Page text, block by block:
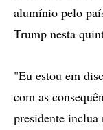
alumínio pelo
Trump nesta
"Eu estou em
com as
presidente inclua